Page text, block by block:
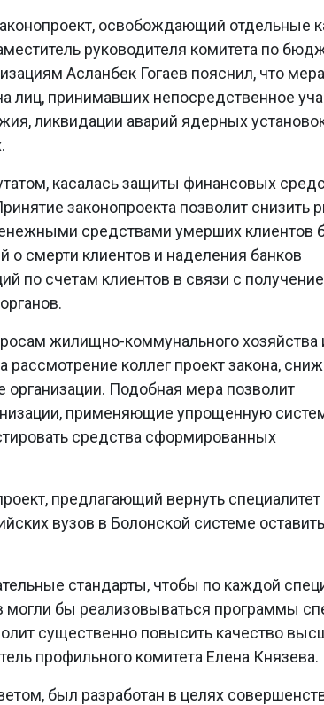
освобождающий отдельные
руководителя комитета по
Асланбек Гогаев пояснил, что мера
лиц, принимавших непосредственное
ликвидации аварий ядерных
касалась защиты финансовых
законопроекта позволит снизить
средствами умерших клиентов
о смерти клиентов и наделения банков
по счетам клиентов в связи с
жилищно-коммунального хозяйства
рассмотрение коллег проект закона,
Подобная мера позволит
применяющие упрощенную
средства сформированных
предлагающий вернуть
вузов в Болонской системе
стандарты, чтобы по каждой
бы реализовываться программы
существенно повысить качество
профильного комитета Елена Князева.
был разработан в целях